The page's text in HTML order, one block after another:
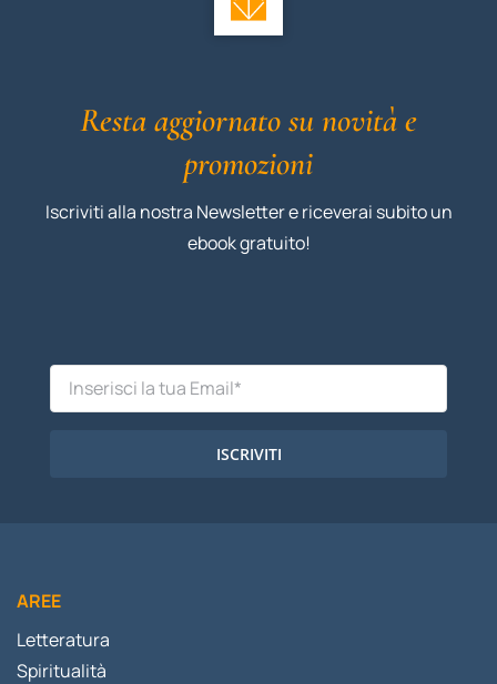
Resta aggiornato su novità e
promozioni
Iscriviti alla nostra Newsletter e riceverai subito un
ebook gratuito!
ISCRIVITI
AREE
Letteratura
Spiritualità